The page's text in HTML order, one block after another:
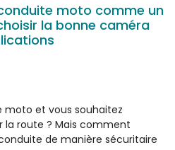
moto comme un
la bonne caméra
moto et vous souhaitez
la route ? Mais comment
de manière sécuritaire